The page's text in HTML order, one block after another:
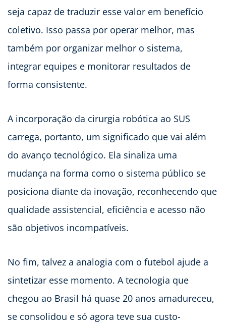
seja capaz de traduzir esse valor em benefício
coletivo. Isso passa por operar melhor, mas
também por organizar melhor o sistema,
integrar equipes e monitorar resultados de
forma consistente.
A incorporação da cirurgia robótica ao SUS
carrega, portanto, um significado que vai além
do avanço tecnológico. Ela sinaliza uma
mudança na forma como o sistema público se
posiciona diante da inovação, reconhecendo que
qualidade assistencial, eficiência e acesso não
são objetivos incompatíveis.
No fim, talvez a analogia com o futebol ajude a
sintetizar esse momento. A tecnologia que
chegou ao Brasil há quase 20 anos amadureceu,
se consolidou e só agora teve sua custo-